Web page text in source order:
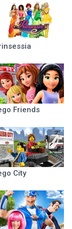
Friends
City